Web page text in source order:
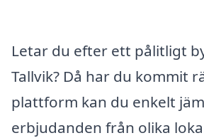
Letar du efter ett pålitligt
Tallvik? Då har du kommit
plattform kan du enkelt
erbjudanden från olika